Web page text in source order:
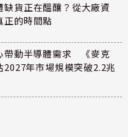
缺貨正在醞釀？從大廠資
正的時間點
帶動半導體需求 《麥克
2027年市場規模突破2.2兆